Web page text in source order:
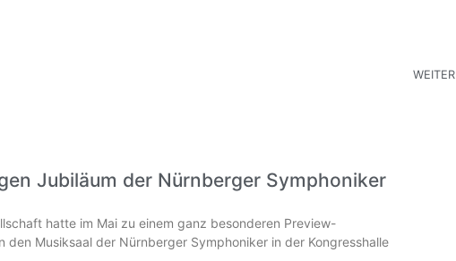
WEITER
Jubiläum der Nürnberger Symphoniker
hatte im Mai zu einem ganz besonderen Preview-
den Musiksaal der Nürnberger Symphoniker in der Kongresshalle